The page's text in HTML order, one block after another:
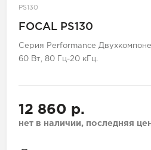
PS130
FOCAL PS130
Серия Performance
60 Вт, 80 Гц-20 кГц.
12 860 р.
нет в наличии, последняя